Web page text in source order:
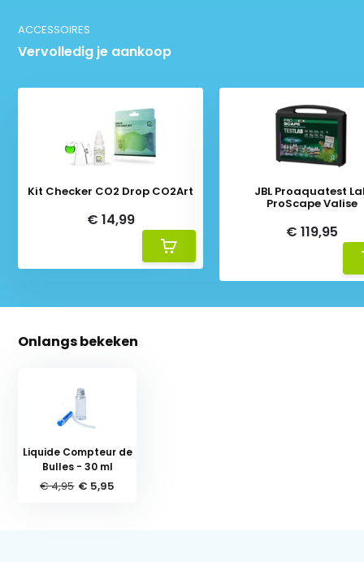
ACCESSOIRES
Vervolledig je aankoop
Kit Checker CO2 Drop CO2Art
€ 14,99
JBL Proaquatest
ProScape Valise
€ 119,95
Onlangs bekeken
Liquide Compteur de
Bulles - 30 ml
€ 4,95 € 5,95